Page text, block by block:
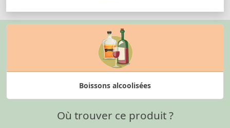
Boissons alcoolisées
Où trouver ce produit ?